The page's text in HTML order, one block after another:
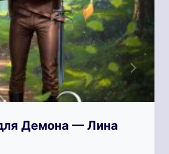
Демона — Лина